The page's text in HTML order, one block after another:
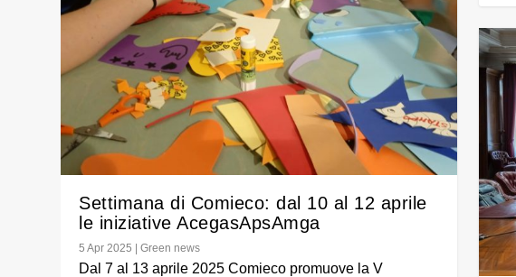
Settimana di Comieco: dal 10 al 12 aprile
le iniziative AcegasApsAmga
5 Apr 2025 |Green news
Dal 7 al 13 aprile 2025 Comieco promuove la V